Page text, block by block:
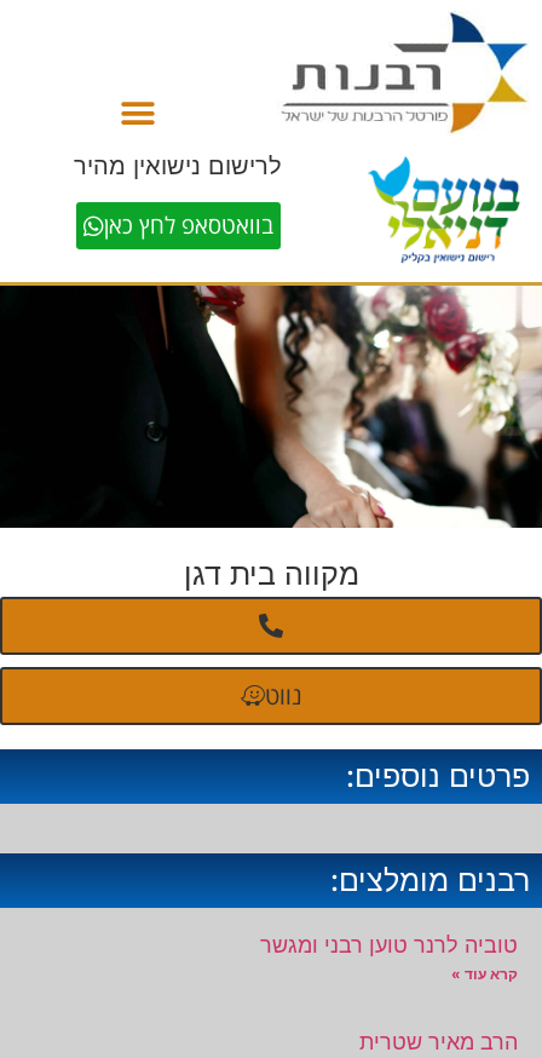
לרישום נישואין מהיר
בוואטסאפ לחץ כאן
מקווה בית דגן
נווט
פרטים נוספים:
רבנים מומלצים:
טוביה לרנר טוען רבני ומגשר
קרא עוד »
הרב מאיר שטרית